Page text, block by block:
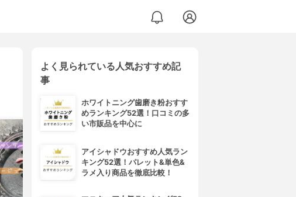
よく見られている人気おすすめ記
事
ホワイトニング歯磨き粉おすす
めランキング52選！口コミの多
い市販品を中心に
アイシャドウおすすめ人気ラン
キング52選！パレット&単色&
ラメ入り商品を徹底比較！